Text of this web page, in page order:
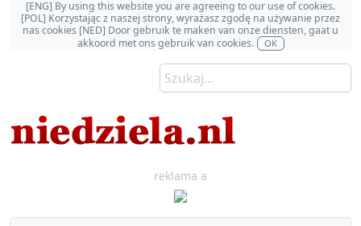
[ENG] By using this website you are agreeing to our use of cookies.
[POL] Korzystając z naszej strony, wyrażasz zgodę na używanie przez
nas cookies [NED] Door gebruik te maken van onze diensten, gaat u
akkoord met ons gebruik van cookies.
OK
reklama a